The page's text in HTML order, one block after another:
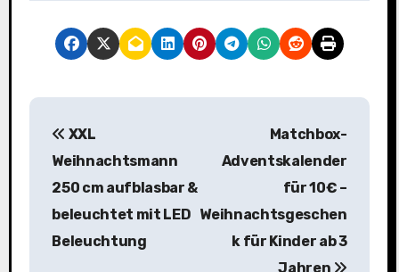
B
XXL
Weihnachtsmann
250 cm aufblasbar &
beleuchtet mit LED
Beleuchtung
Matchbox-
Adventskalender
für 10€ –
Weihnachtsgeschen
k für Kinder ab 3
Jahren